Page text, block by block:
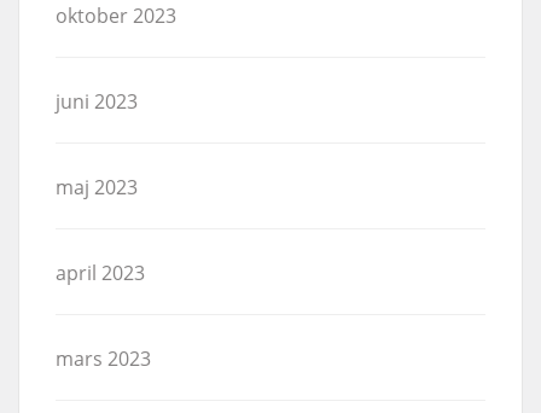
oktober 2023
juni 2023
maj 2023
april 2023
mars 2023